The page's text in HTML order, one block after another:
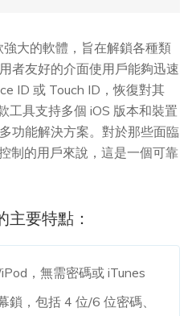
強大的軟體，旨在解鎖各種類
者友好的介面使用戶能夠迅速
ID 或 Touch ID，恢復對其
工具支持多個 iOS 版本和裝置
功能解決方案。對於那些面臨
制的用戶來說，這是一個可靠
要特點：
，無需密碼或 iTunes
鎖，包括 4 位/6 位密碼、